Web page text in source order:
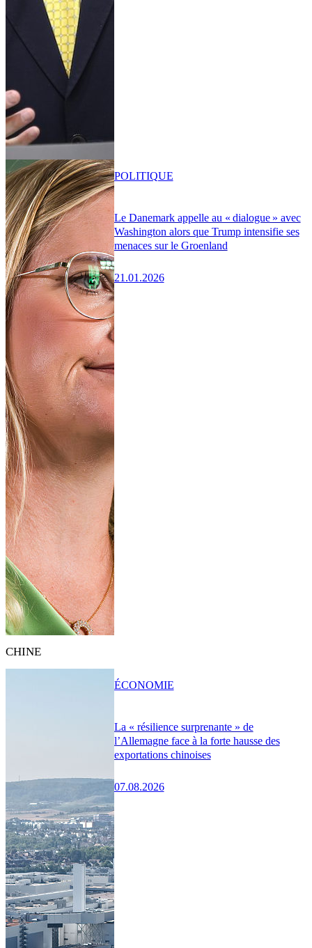
Le Danemark appelle au « dialogue » avec
Washington alors que Trump intensifie ses
menaces sur le Groenland
21.01.2026
POLITIQUE
CHINE
La « résilience surprenante » de
l’Allemagne face à la forte hausse des
exportations chinoises
07.08.2026
ÉCONOMIE